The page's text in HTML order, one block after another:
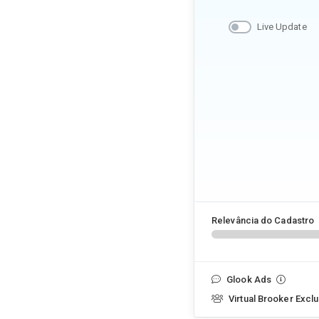
Live Update
Relevância do Cadastro
Glook Ads
Virtual Brooker